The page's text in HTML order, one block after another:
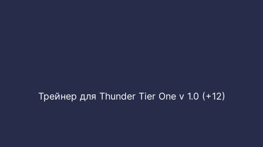
Трейнер для Thunder Tier One v 1.0 (+12)